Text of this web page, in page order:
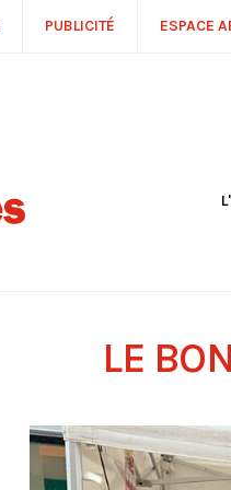
PUBLICITÉ ESPACE
LE